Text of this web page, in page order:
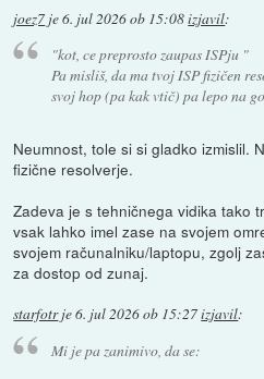
joez7 je6. jul 2026 ob 15:08izjavil:
"kot, ce preprosto zaupas ISPju "
Pa misliš, da ma tvoj ISP fizičen
svoj hop (pa kak vtič) pa lepo na
Neumnost, tole si si gladko izmislil.
fizične resolverje.
Zadeva je s tehničnega vidika tako
vsak lahko imel zase na svojem
svojem računalniku/laptopu, zgolj
za dostop od zunaj.
starfotrje6. jul 2026 ob 15:27izjavil:
Mi je pa zanimivo, da se: